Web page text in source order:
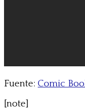
Fuente: Comic
[note]